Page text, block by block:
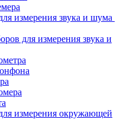
измерения звука и шума
для измерения звука и
измерения окружающей